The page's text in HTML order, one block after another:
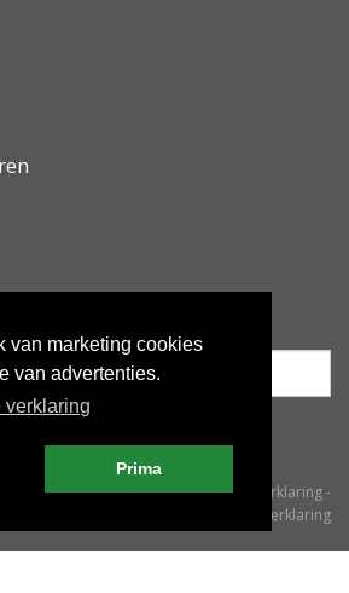
van marketing cookies
van advertenties.
verklaring
Prima
Algemene voorwaarden-Cookieverklaring-
Privacyverklaring